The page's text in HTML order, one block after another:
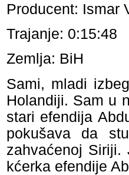
Producent: Ismar
Trajanje: 0:15:48
Zemlja: BiH
Sami, mladi
Holandiji. Sam u
stari efendija
pokušava da
zahvaćenoj Siriji.
kćerka efendije